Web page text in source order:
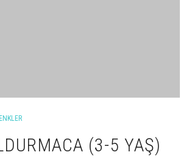
(3-5 YAŞ)